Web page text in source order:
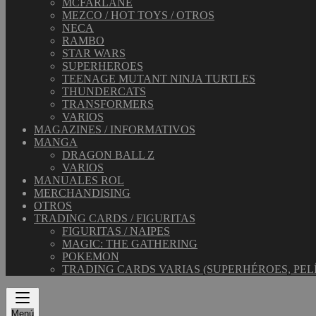
MCFARLANE
MEZCO / HOT TOYS / OTROS
NECA
RAMBO
STAR WARS
SUPERHEROES
TEENAGE MUTANT NINJA TURTLES
THUNDERCATS
TRANSFORMERS
VARIOS
MAGAZINES / INFORMATIVOS
MANGA
DRAGON BALL Z
VARIOS
MANUALES ROL
MERCHANDISING
OTROS
TRADING CARDS / FIGURITAS
FIGURITAS / NAIPES
MAGIC: THE GATHERING
POKEMON
TRADING CARDS VARIAS (SUPERHÉROES,
Menú